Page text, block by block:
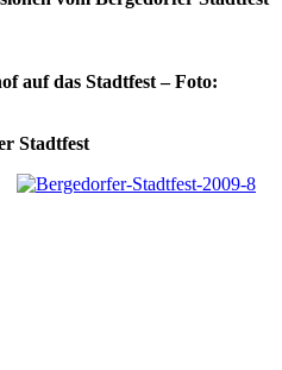
auf das Stadtfest – Foto:
Stadtfest